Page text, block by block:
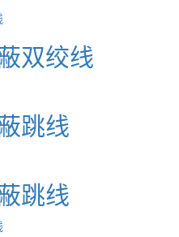
双绞线
跳线
跳线